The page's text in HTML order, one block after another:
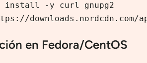
install -y curl gnupg2
en Fedora/CentOS